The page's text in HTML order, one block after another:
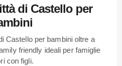
di Castello per
Castello per bambini oltre a
friendly ideali per famiglie
con figli.